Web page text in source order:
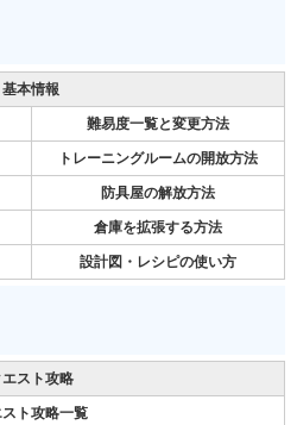
基本情報
難易度一覧と変更方法
トレーニングルームの開放方法
防具屋の解放方法
倉庫を拡張する方法
設計図・レシピの使い方
エスト攻略
スト攻略一覧